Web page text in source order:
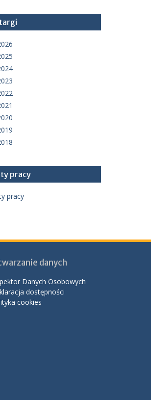
pracy
pracy
danych
Danych Osobowych
dostępności
cookies